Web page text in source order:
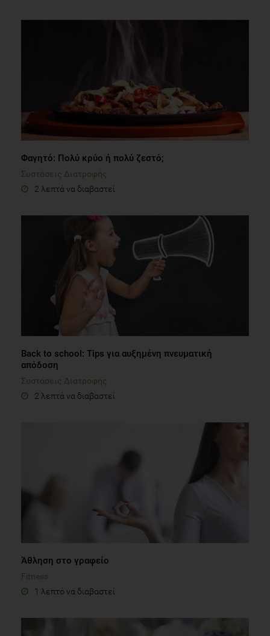
Φαγητό: Πολύ κρύο ή πολύ ζεστό;
Συστάσεις Διατροφής
2 λεπτά να διαβαστεί
Back to school: Tips για αυξημένη πνευματική
απόδοση
Συστάσεις Διατροφής
2 λεπτά να διαβαστεί
Άθληση στο γραφείο
Fitness
1 λεπτό να διαβαστεί